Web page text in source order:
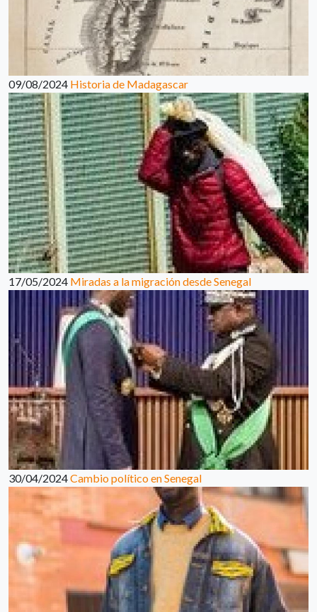
09/08/2024 Historia de Madagascar
17/05/2024 Miradas a la migración desde Senegal
30/04/2024Cambio político en Senegal